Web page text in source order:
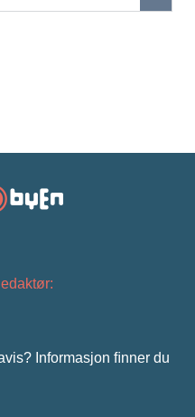
Informasjon ﬁnner du